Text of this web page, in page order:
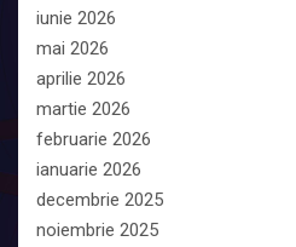
iunie 2026
mai 2026
aprilie 2026
martie 2026
februarie 2026
ianuarie 2026
decembrie 2025
noiembrie 2025